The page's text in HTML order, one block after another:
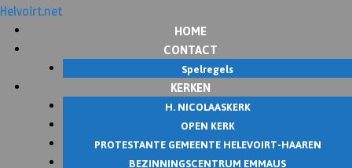
HOME
CONTACT
Spelregels
KERKEN
H. NICOLAASKERK
OPEN KERK
PROTESTANTE GEMEENTE HELEVOIRT-HAAREN
BEZINNINGSCENTRUM EMMAUS